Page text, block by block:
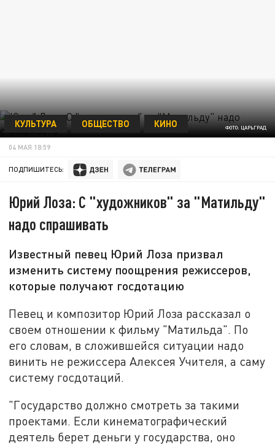
ФОТО: ЦАРЬГРАД
КУЛЬТУРА ОБЩЕСТВО КИНО
04 МАЯ 18:59
ПОДПИШИТЕСЬ:
Юрий Лоза: С "художников" за "Матильду"
надо спрашивать
Известный певец Юрий Лоза призвал
изменить систему поощрения режиссеров,
которые получают госдотацию
Певец и композитор Юрий Лоза рассказал о
своем отношении к фильму "Матильда". По
его словам, в сложившейся ситуации надо
винить не режиссера Алексея Учителя, а саму
систему госдотаций.
"Государство должно смотреть за такими
проектами. Если кинематографический
деятель берет деньги у государства, оно